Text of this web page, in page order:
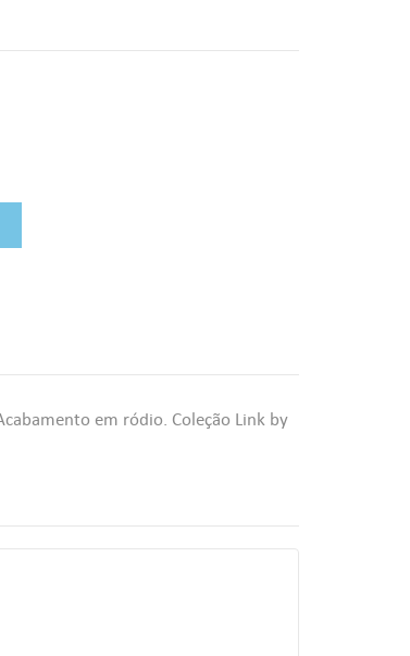
em ródio. Coleção Link by